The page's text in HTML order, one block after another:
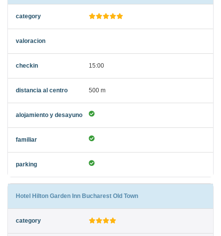
15:00
500 m
Hotel Hilton Garden Inn Bucharest Old Town